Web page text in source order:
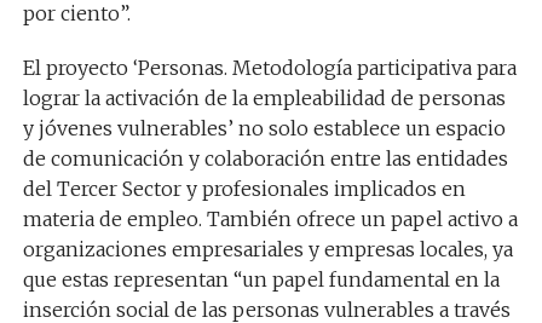
por ciento”.
El proyecto ‘Personas. Metodología participativa para
lograr la activación de la empleabilidad de personas
y jóvenes vulnerables’ no solo establece un espacio
de comunicación y colaboración entre las entidades
del Tercer Sector y profesionales implicados en
materia de empleo. También ofrece un papel activo a
organizaciones empresariales y empresas locales, ya
que estas representan “un papel fundamental en la
inserción social de las personas vulnerables a través